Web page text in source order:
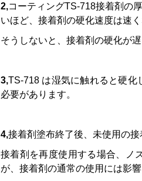
2,コーティングTS-718接着剤の
いほど、接着剤の硬化速度は速く
そうしないと、接着剤の硬化が遅
3,TS-718 は湿気に触れると硬化
必要があります。
4,接着剤塗布終了後、未使用の
接着剤を再度使用する場合、ノ
が、接着剤の通常の使用には影響